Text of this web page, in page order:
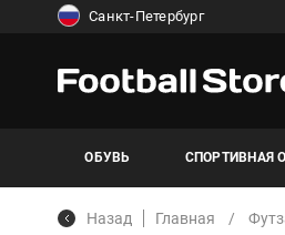
Санкт-Петербург
ОБУВЬ СПОРТИВНАЯ
Назад Главная